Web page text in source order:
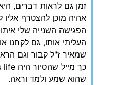
זמן גם לראות דברים,
אהיה מוכן להצטרף אליו
הפגישה השנייה שלי
העליתי אותו, גם לקחנו
שמאיר ז"ל קבור וגם
שהוא שמע ולמד וראה.